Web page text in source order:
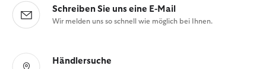
Schreiben Sie uns eine E-Mail
Wir melden uns so schnell wie möglich bei Ihnen.
Händlersuche